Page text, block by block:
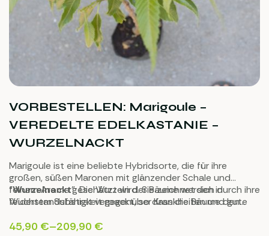
VORBESTELLEN: Marigoule –
VEREDELTE EDELKASTANIE –
WURZELNACKT
Marigoule ist eine beliebte Hybridsorte, die für ihre
großen, süßen Maronen mit glänzender Schale und
feinem Aroma geschätzt wird. Sie zeichnet sich durch ihre
Widerstandsfähigkeit gegenüber Krankheiten und gute
Anbaubedingungen aus. Diese Kastanien sind ideal zum
“Wurzelnackt”: Die Wurzeln der Bäume werden in
feuchtem Substrat verpackt, so dass die Bäume den
45,90 €–209,90 €